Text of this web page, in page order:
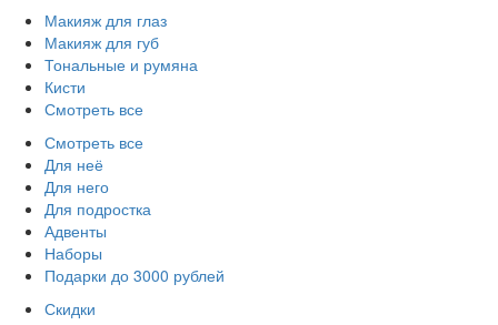
Макияж для глаз
Макияж для губ
Тональные и румяна
Кисти
Смотреть все
Смотреть все
Для неё
Для него
Для подростка
Адвенты
Наборы
Подарки до 3000 рублей
Скидки